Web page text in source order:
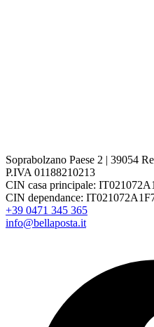
Soprabolzano Paese 2 | 39054
P.IVA 01188210213
CIN casa principale:
CIN dependance:
+39 0471 345 365
info@bellaposta.it